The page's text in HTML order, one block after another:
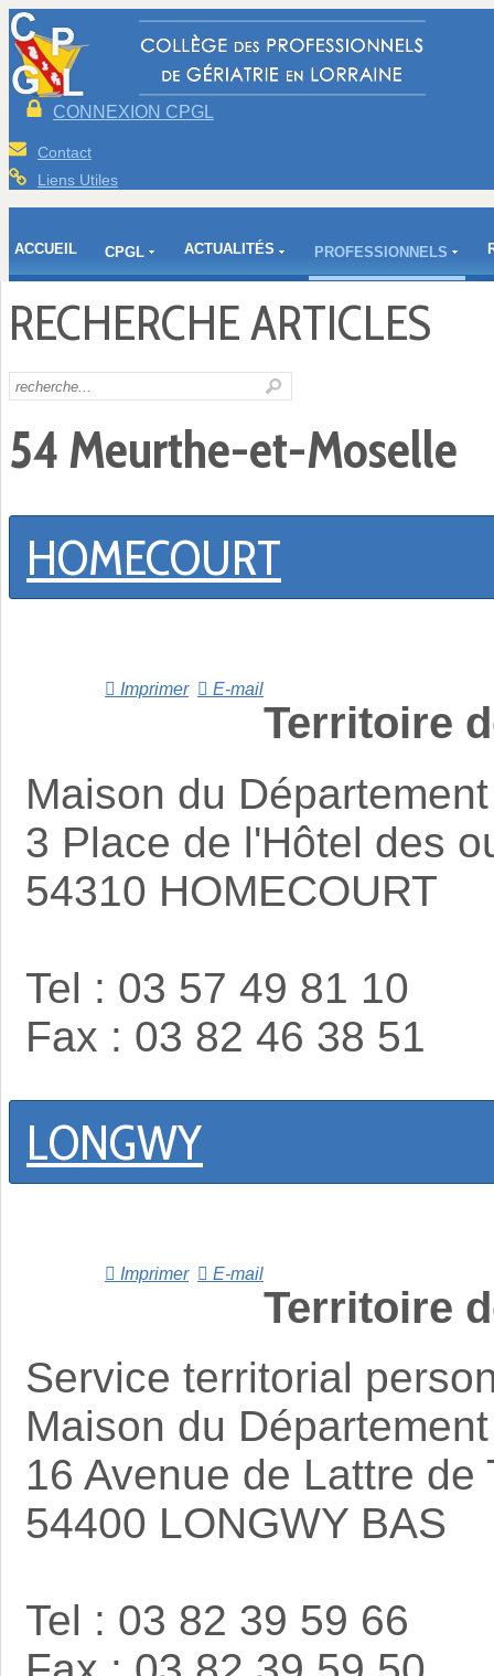
CONNEXION CPGL
Contact
Liens Utiles
ACCUEIL CPGL ACTUALITÉS PROFESSIONNELS
RECHERCHE ARTICLES
54 Meurthe-et-Moselle
HOMECOURT
Imprimer E-mail
Territoire
Maison du Département
3 Place de l'Hôtel des
54310 HOMECOURT
Tel : 03 57 49 81 10
Fax : 03 82 46 38 51
LONGWY
Imprimer E-mail
Territoire
Service territorial
Maison du Département
16 Avenue de Lattre de
54400 LONGWY BAS
Tel : 03 82 39 59 66